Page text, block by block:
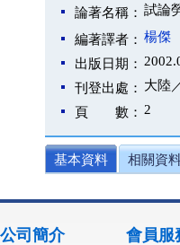
論著名稱： 試論
編著譯者： 楊傑
出版日期：
刊登出處： 大陸
頁 數： 2
基本資料 相關資
公司簡介 會員服